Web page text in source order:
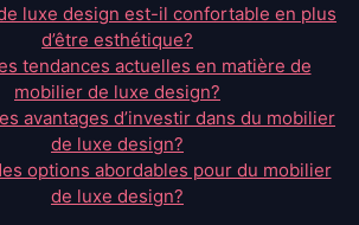
luxe design est-il confortable en plus
d’être esthétique?
tendances actuelles en matière de
mobilier de luxe design?
avantages d’investir dans du mobilier
de luxe design?
options abordables pour du mobilier
de luxe design?